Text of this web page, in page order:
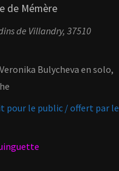
de Mémère
de Villandry, 37510
Bulycheva en solo,
pour le public / offert par le